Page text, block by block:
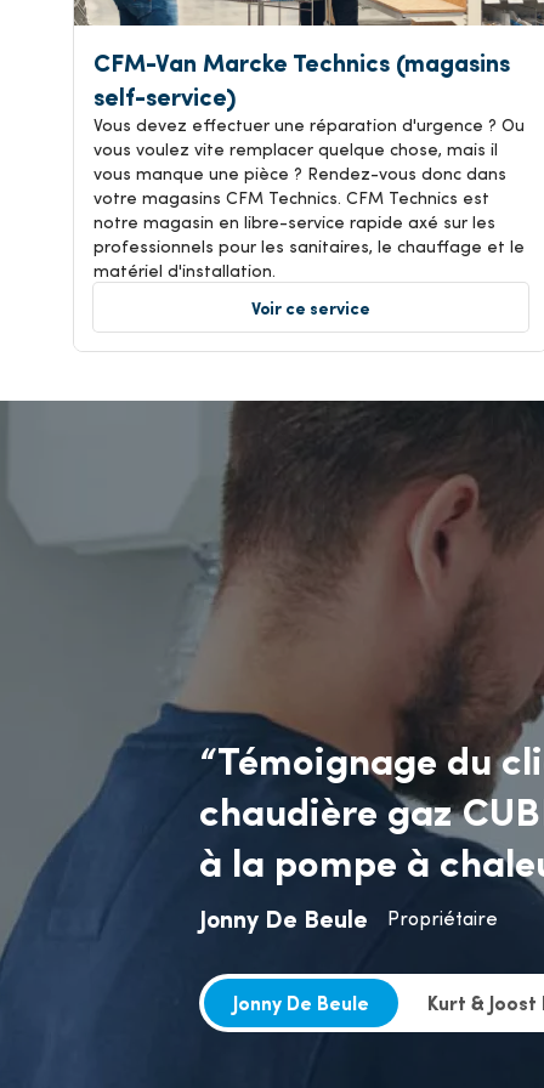
CFM-Van Marcke Technics (magasins
self-service)
Vous devez effectuer une réparation d'urgence ? Ou
vous voulez vite remplacer quelque chose, mais il
vous manque une pièce ? Rendez-vous donc dans
votre magasins CFM Technics. CFM Technics est
notre magasin en libre-service rapide axé sur les
professionnels pour les sanitaires, le chauffage et le
matériel d'installation.
Voir ce service
“Témoignage du
chaudière gaz
à la pompe à
Jonny De Beule Propriétaire
“Témoignage
stock
grand atout »”
Kurt & Joost Lameire
“Témoignage
besoin d’une offre
peux dormir sur
Mathieu Deneckere Propriétaire
Jonny De Beule